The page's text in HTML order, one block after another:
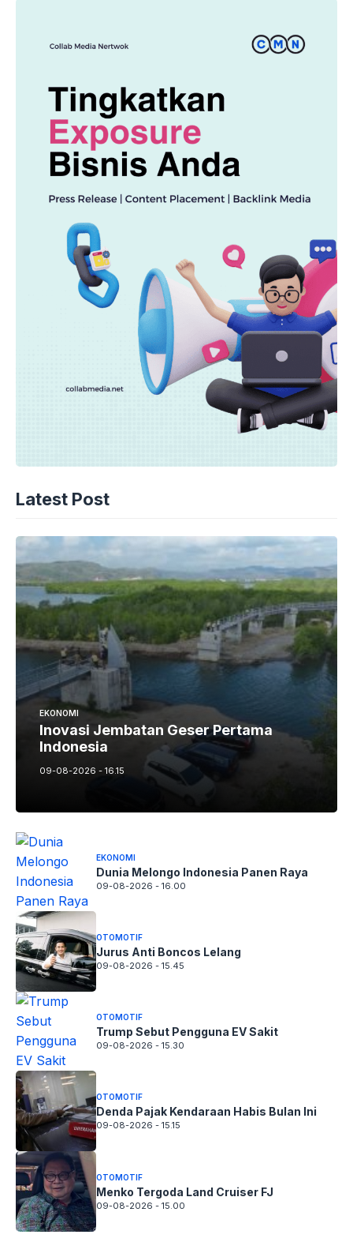
Latest Post
EKONOMI
Inovasi Jembatan Geser Pertama
Indonesia
09-08-2026 - 16.15
EKONOMI
Dunia Melongo Indonesia Panen Raya
09-08-2026 - 16.00
OTOMOTIF
Jurus Anti Boncos Lelang
09-08-2026 - 15.45
OTOMOTIF
Trump Sebut Pengguna EV Sakit
09-08-2026 - 15.30
OTOMOTIF
Denda Pajak Kendaraan Habis Bulan Ini
09-08-2026 - 15.15
OTOMOTIF
Menko Tergoda Land Cruiser FJ
09-08-2026 - 15.00